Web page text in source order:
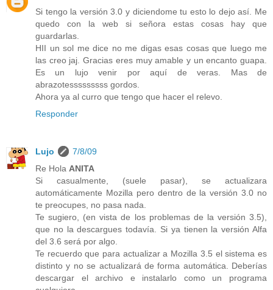
Si tengo la versión 3.0 y diciendome tu esto lo dejo así. Me
quedo con la web si señora estas cosas hay que
guardarlas.
HII un sol me dice no me digas esas cosas que luego me
las creo jaj. Gracias eres muy amable y un encanto guapa.
Es un lujo venir por aquí de veras. Mas de
abrazotesssssssss gordos.
Ahora ya al curro que tengo que hacer el relevo.
Responder
Lujo
7/8/09
Re Hola ANITA
Si casualmente, (suele pasar), se actualizara
automáticamente Mozilla pero dentro de la versión 3.0 no
te preocupes, no pasa nada.
Te sugiero, (en vista de los problemas de la versión 3.5),
que no la descargues todavía. Si ya tienen la versión Alfa
del 3.6 será por algo.
Te recuerdo que para actualizar a Mozilla 3.5 el sistema es
distinto y no se actualizará de forma automática. Deberías
descargar el archivo e instalarlo como un programa